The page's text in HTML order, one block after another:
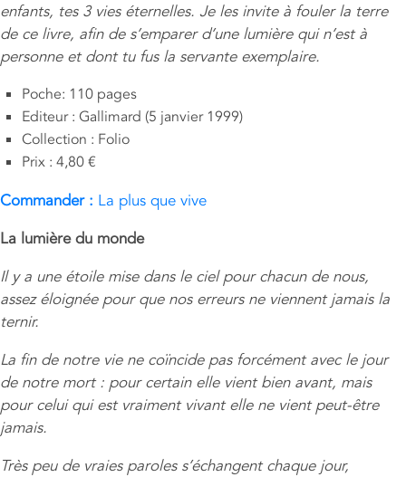
enfants, tes 3 vies éternelles. Je les invite à fouler la terre
de ce livre, afin de s’emparer d’une lumière qui n’est à
personne et dont tu fus la servante exemplaire.
Poche: 110 pages
Editeur : Gallimard (5 janvier 1999)
Collection : Folio
Prix : 4,80 €
Commander : La plus que vive
La lumière du monde
Il y a une étoile mise dans le ciel pour chacun de nous,
assez éloignée pour que nos erreurs ne viennent jamais la
ternir.
La fin de notre vie ne coïncide pas forcément avec le jour
de notre mort : pour certain elle vient bien avant, mais
pour celui qui est vraiment vivant elle ne vient peut-être
jamais.
Très peu de vraies paroles s’échangent chaque jour,